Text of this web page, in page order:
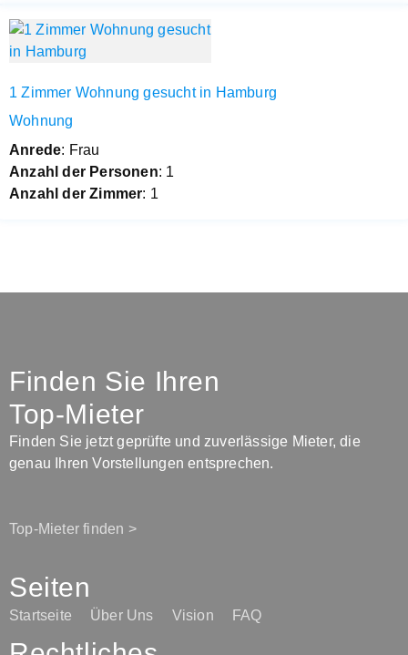
1 Zimmer Wohnung gesucht in Hamburg
Wohnung
Anrede: Frau
Anzahl der Personen: 1
Anzahl der Zimmer: 1
Finden Sie Ihren
Top-Mieter
Finden Sie jetzt geprüfte und zuverlässige Mieter, die
genau Ihren Vorstellungen entsprechen.
Top-Mieter finden >
Seiten
Startseite Über Uns Vision FAQ